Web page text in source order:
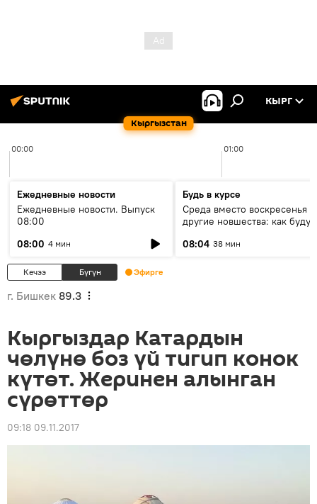
Кыргызстан
КЫРГ
00:00 01:00
Ежедневные новости
Ежедневные новости. Выпуск
08:00
08:00 4 мин
Будь в курсе
Среда вместо воскресенья и
другие новшества: как будут
08:04 38 мин
Кечээ Бүгүн Эфирге
г. Бишкек 89.3
Кыргыздар Катардын
чөлүнө боз үй тигип конок
күтөт. Жеринен алынган
сүрөттөр
09:18 09.11.2017